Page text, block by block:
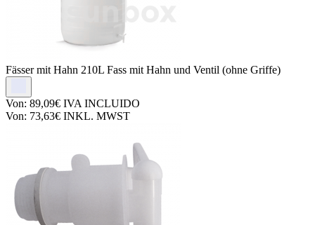
Fässer mit Hahn 210L Fass mit Hahn und Ventil (ohne Griffe)
Von: 89,09€ IVA INCLUIDO
Von: 73,63€ INKL. MWST